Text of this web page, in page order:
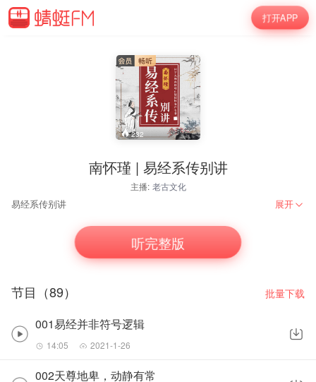
打开APP
232
南怀瑾 | 易经系传别讲
主播: 老古文化
易经系传别讲 展开
听完整版
节目（89） 批量下载
001易经并非符号逻辑
14:05 2021-1-26
002天尊地卑，动静有常